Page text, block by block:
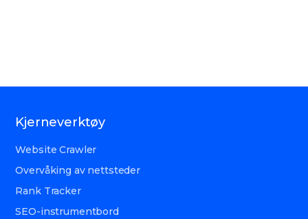
Kjerneverktøy
Website Crawler
Overvåking av nettsteder
Rank Tracker
SEO-instrumentbord